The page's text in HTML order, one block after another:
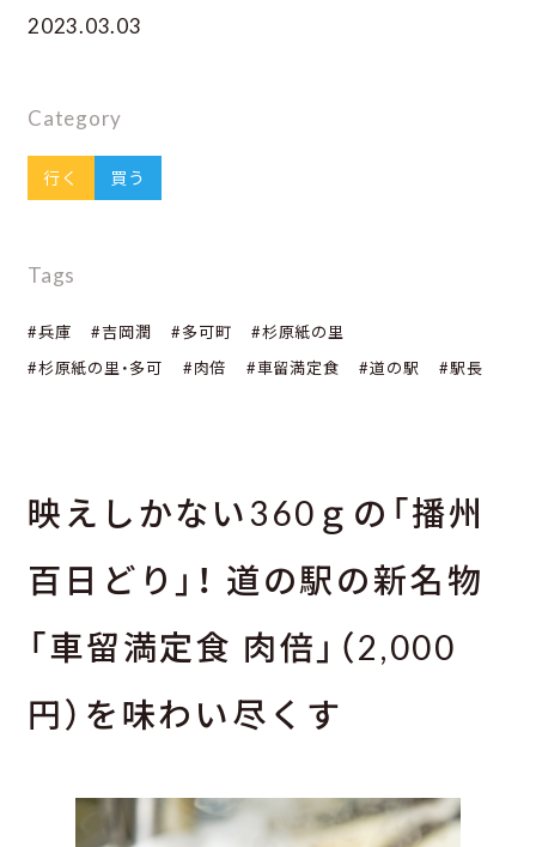
2023.03.03
Category
行く 買う
Tags
#兵庫 #吉岡潤 #多可町
#杉原紙の里
#杉原紙の里・多可
#肉倍 #車留満定食 #道の駅 #駅長
映えしかない360ｇの「播州
百日どり」！ 道の駅の新名物
「車留満定食 肉倍」（2,000
円）を味わい尽くす